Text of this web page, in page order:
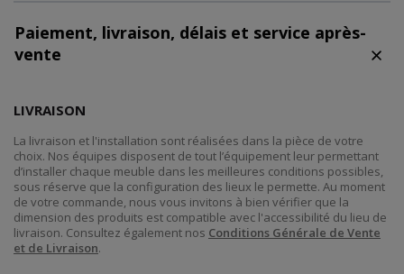
Paiement, livraison, délais et service après-
vente
LIVRAISON
La livraison et l'installation sont réalisées dans la pièce de votre
choix. Nos équipes disposent de tout l’équipement leur permettant
d’installer chaque meuble dans les meilleures conditions possibles,
sous réserve que la configuration des lieux le permette. Au moment
de votre commande, nous vous invitons à bien vérifier que la
dimension des produits est compatible avec l'accessibilité du lieu de
livraison. Consultez également nos Conditions Générale de Vente
et de Livraison.